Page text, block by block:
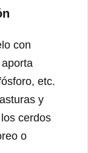
con
etc.
y
cerdos
o